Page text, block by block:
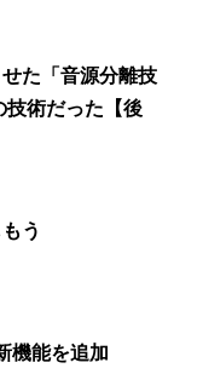
せた「音源分離技
技術だった【後
う
機能を追加